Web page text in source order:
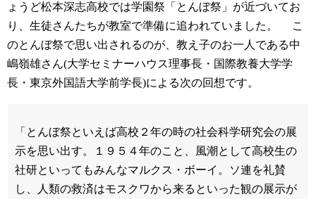
ょうど松本深志高校では学園祭「とんぼ祭」が近づいてお
り、生徒さんたちが教室で準備に追われていました。
こ
のとんぼ祭で思い出されるのが、教え子のお一人である中
嶋嶺雄さん(大学セミナーハウス理事長・国際教養大学学
長・東京外国語大学前学長)による次の回想です。
「とんぼ祭といえば高校２年の時の社会科学研究会の展
示を思い出す。１９５４年のこと、風潮として高校生の
社研といってもみんなマルクス・ボーイ。ソ連を礼賛
し、人類の救済はモスクワから来るといった観の展示が